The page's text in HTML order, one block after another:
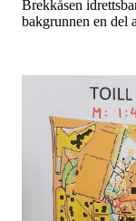
Brekkåsen
bakgrunnen en del